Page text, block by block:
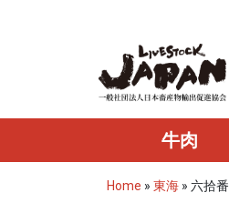
牛肉
Home » 東海 » 六拾番